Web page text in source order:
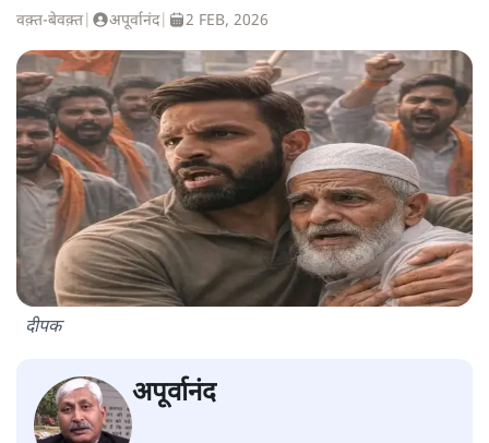
वक़्त-बेवक़्त अपूर्वानंद| 2 FEB, 2026
दीपक
अपूर्वानंद